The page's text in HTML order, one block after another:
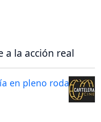
a la acción real